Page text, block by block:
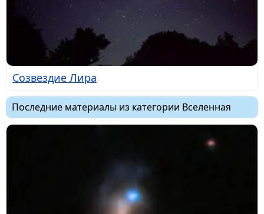
Созвездие Лира
Последние материалы из категории Вселенная